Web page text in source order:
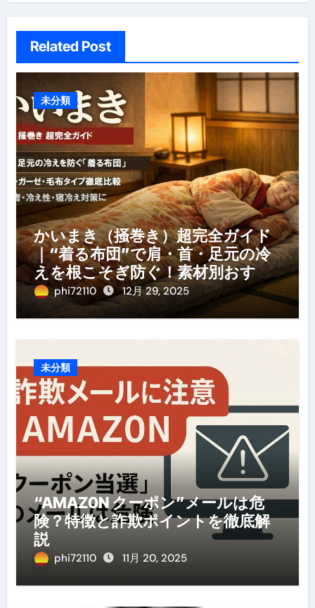
Related Post
未分類
かいまき（掻巻き）超完全ガイド
｜“着る布団”で肩・首・足元の冷
えを根こそぎ防ぐ！素材別おすす
め・選び方・洗い方・Q&Aまで
phi72110 12月 29, 2025
未分類
“AMAZ0N クーポン”メールは危
険？特徴と詐欺ポイントを徹底解
説
phi72110 11月 20, 2025